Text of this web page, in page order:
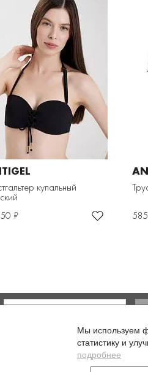
купальный
₽
даю своё согласие на обработку
Мы используем
статистику и
подробнее